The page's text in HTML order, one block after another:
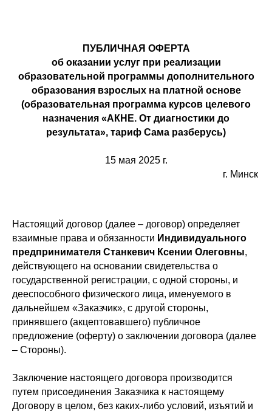
ПУБЛИЧНАЯ ОФЕРТА
об оказании услуг при реализации
образовательной программы дополнительного
образования взрослых на платной основе
(образовательная программа курсов целевого
назначения «АКНЕ. От диагностики до
результата», тариф Сама разберусь)
15 мая 2025 г.
г. Минск
Настоящий договор (далее – договор) определяет
взаимные права и обязанности Индивидуального
предпринимателя Станкевич Ксении Олеговны,
действующего на основании свидетельства о
государственной регистрации, с одной стороны, и
дееспособного физического лица, именуемого в
дальнейшем «Заказчик», с другой стороны,
принявшего (акцептовавшего) публичное
предложение (оферту) о заключении договора (далее
– Стороны).
Заключение настоящего договора производится
путем присоединения Заказчика к настоящему
Договору в целом, без каких-либо условий, изъятий и